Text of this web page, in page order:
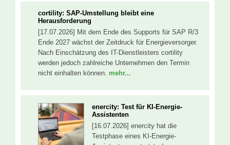
cortility: SAP-Umstellung bleibt eine
Herausforderung
[17.07.2026] Mit dem Ende des Supports für SAP R/3
Ende 2027 wächst der Zeitdruck für Energieversorger.
Nach Einschätzung des IT-Dienstleisters cortility
werden jedoch zahlreiche Unternehmen den Termin
nicht einhalten können. mehr...
enercity: Test für KI-Energie-
Assistenten
[16.07.2026] enercity hat die
Testphase eines KI-Energie-